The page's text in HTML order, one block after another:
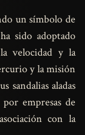
un símbolo de
sido adoptado
velocidad y la
y la misión
sandalias aladas
empresas de
con la